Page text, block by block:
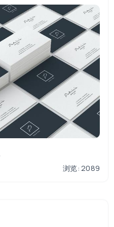
浏览: 2089